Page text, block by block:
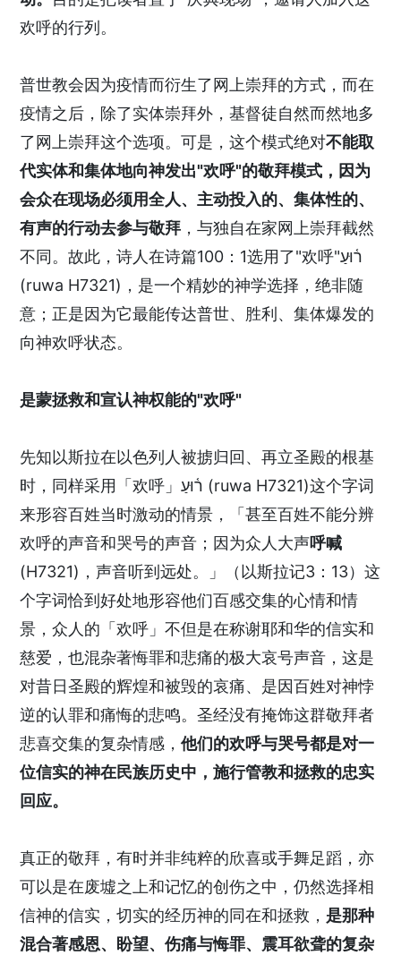
欢呼的行列。
普世教会因为疫情而衍生了网上崇拜的方式，而在
疫情之后，除了实体崇拜外，基督徒自然而然地多
了网上崇拜这个选项。可是，这个模式绝对不能取
代实体和集体地向神发出"欢呼"的敬拜模式，因为
会众在现场必须用全人、主动投入的、集体性的、
有声的行动去参与敬拜 ，与独自在家网上崇拜截然
不同。故此，诗人在诗篇100：1选用了"欢呼"ר֫וּעַ
(ruwa H7321)，是一个精妙的神学选择，绝非随
意；正是因为它最能传达普世、胜利、集体爆发的
向神欢呼状态。
是蒙拯救和宣认神权能的"欢呼"
先知以斯拉在以色列人被掳归回、再立圣殿的根基
时，同样采用「欢呼」ר֫וּעַ (ruwa H7321)这个字词
来形容百姓当时激动的情景，「甚至百姓不能分辨
欢呼的声音和哭号的声音；因为众人大声呼喊
(H7321)，声音听到远处。」（以斯拉记3：13）这
个字词恰到好处地形容他们百感交集的心情和情
景，众人的「欢呼」不但是在称谢耶和华的信实和
慈爱，也混杂著悔罪和悲痛的极大哀号声音，这是
对昔日圣殿的辉煌和被毁的哀痛、是因百姓对神悖
逆的认罪和痛悔的悲鸣。圣经没有掩饰这群敬拜者
悲喜交集的复杂情感，他们的欢呼与哭号都是对一
位信实的神在民族历史中，施行管教和拯救的忠实
回应。
真正的敬拜，有时并非纯粹的欣喜或手舞足蹈，亦
可以是在废墟之上和记忆的创伤之中，仍然选择相
信神的信实，切实的经历神的同在和拯救， 是那种
混合著感恩、盼望、伤痛与悔罪、震耳欲聋的复杂